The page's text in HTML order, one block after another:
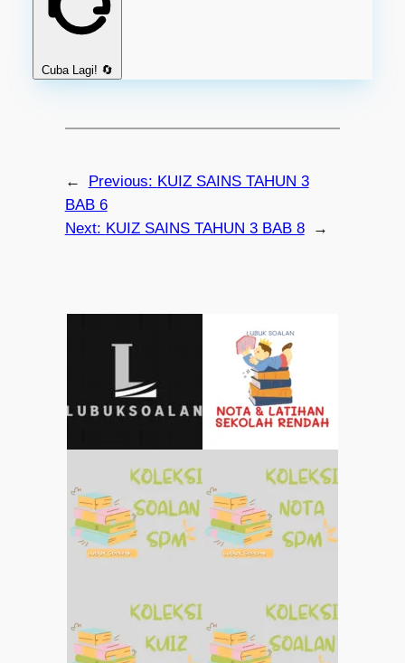
Cuba Lagi! 🔄
← Previous: KUIZ SAINS TAHUN 3
BAB 6
Next: KUIZ SAINS TAHUN 3 BAB 8 →